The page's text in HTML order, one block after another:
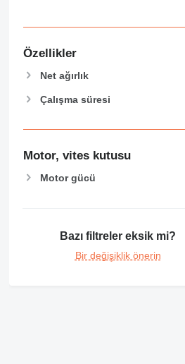
Özellikler
Net ağırlık
Çalışma süresi
Motor, vites kutusu
Motor gücü
Bazı filtreler eksik mi?
Bir değişiklik önerin